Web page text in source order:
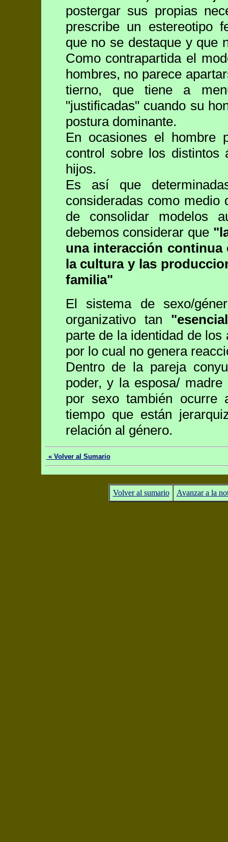
postergar sus propias
prescribe un estereotipo
que no se destaque y que
Como contrapartida el
hombres, no parece
tierno, que tiene a
"justificadas" cuando su
postura dominante.
En ocasiones el hombre
control sobre los
hijos.
Es así que
consideradas como medio
de consolidar modelos
debemos considerar que
una interacción
la cultura y las
familia"
El sistema de sexo/
organizativo tan
parte de la identidad de
por lo cual no genera
Dentro de la pareja
poder, y la esposa/
por sexo también ocurre
tiempo que están
relación al género.
« Volver al Sumario
Volver al sumario Avanzar a la